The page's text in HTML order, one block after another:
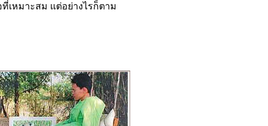
หมาะสม แต่อย่างไรก็ตาม